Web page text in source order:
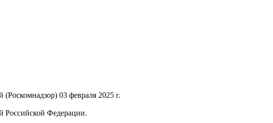
03 февраля 2025 г.
Российской Федерации.